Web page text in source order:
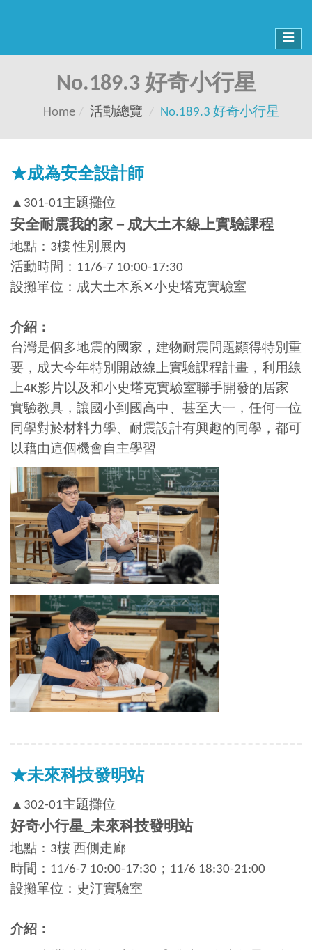
No.189.3 好奇小行星
Home 活動總覽 No.189.3 好奇小行星
★成為安全設計師
▲301-01主題攤位
安全耐震我的家－成大土木線上實驗課程
地點：3樓 性別展內
活動時間：11/6-7 10:00-17:30
設攤單位：成大土木系✕小史塔克實驗室
介紹：
台灣是個多地震的國家，建物耐震問題顯得特別重
要，成大今年特別開啟線上實驗課程計畫，利用線
上4K影片以及和小史塔克實驗室聯手開發的居家
實驗教具，讓國小到國高中、甚至大一，任何一位
同學對於材料力學、耐震設計有興趣的同學，都可
以藉由這個機會自主學習
★未來科技發明站
▲302-01主題攤位
好奇小行星_未來科技發明站
地點：3樓 西側走廊
時間：11/6-7 10:00-17:30；11/6 18:30-21:00
設攤單位：史汀實驗室
介紹：